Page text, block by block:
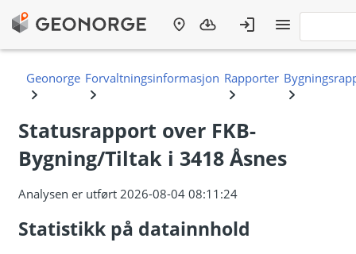
Statusrapport over FKB-
Bygning/Tiltak i 3418 Åsnes
Analysen er utført 2026-08-04 08:11:24
Statistikk på datainnhold